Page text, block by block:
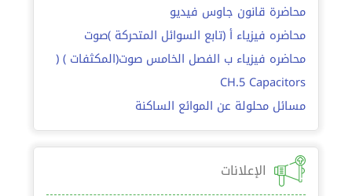
محاضرة قانون جاوس فيديو
محاضره فيزياء أ (تابع السوائل المتحركة )صوت
محاضره فيزياء ب الفصل الخامس صوت(المكثفات ) (
CH.5 Capacitors
مسائل محلولة عن الموائع الساكنة
الإعلانات